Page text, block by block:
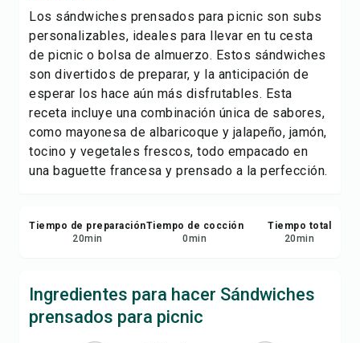
Los sándwiches prensados para picnic son subs
personalizables, ideales para llevar en tu cesta
de picnic o bolsa de almuerzo. Estos sándwiches
son divertidos de preparar, y la anticipación de
esperar los hace aún más disfrutables. Esta
receta incluye una combinación única de sabores,
como mayonesa de albaricoque y jalapeño, jamón,
tocino y vegetales frescos, todo empacado en
una baguette francesa y prensado a la perfección.
Tiempo de preparación
20min
Tiempo de cocción
0min
Tiempo total
20min
Ingredientes para hacer Sándwiches
prensados para picnic